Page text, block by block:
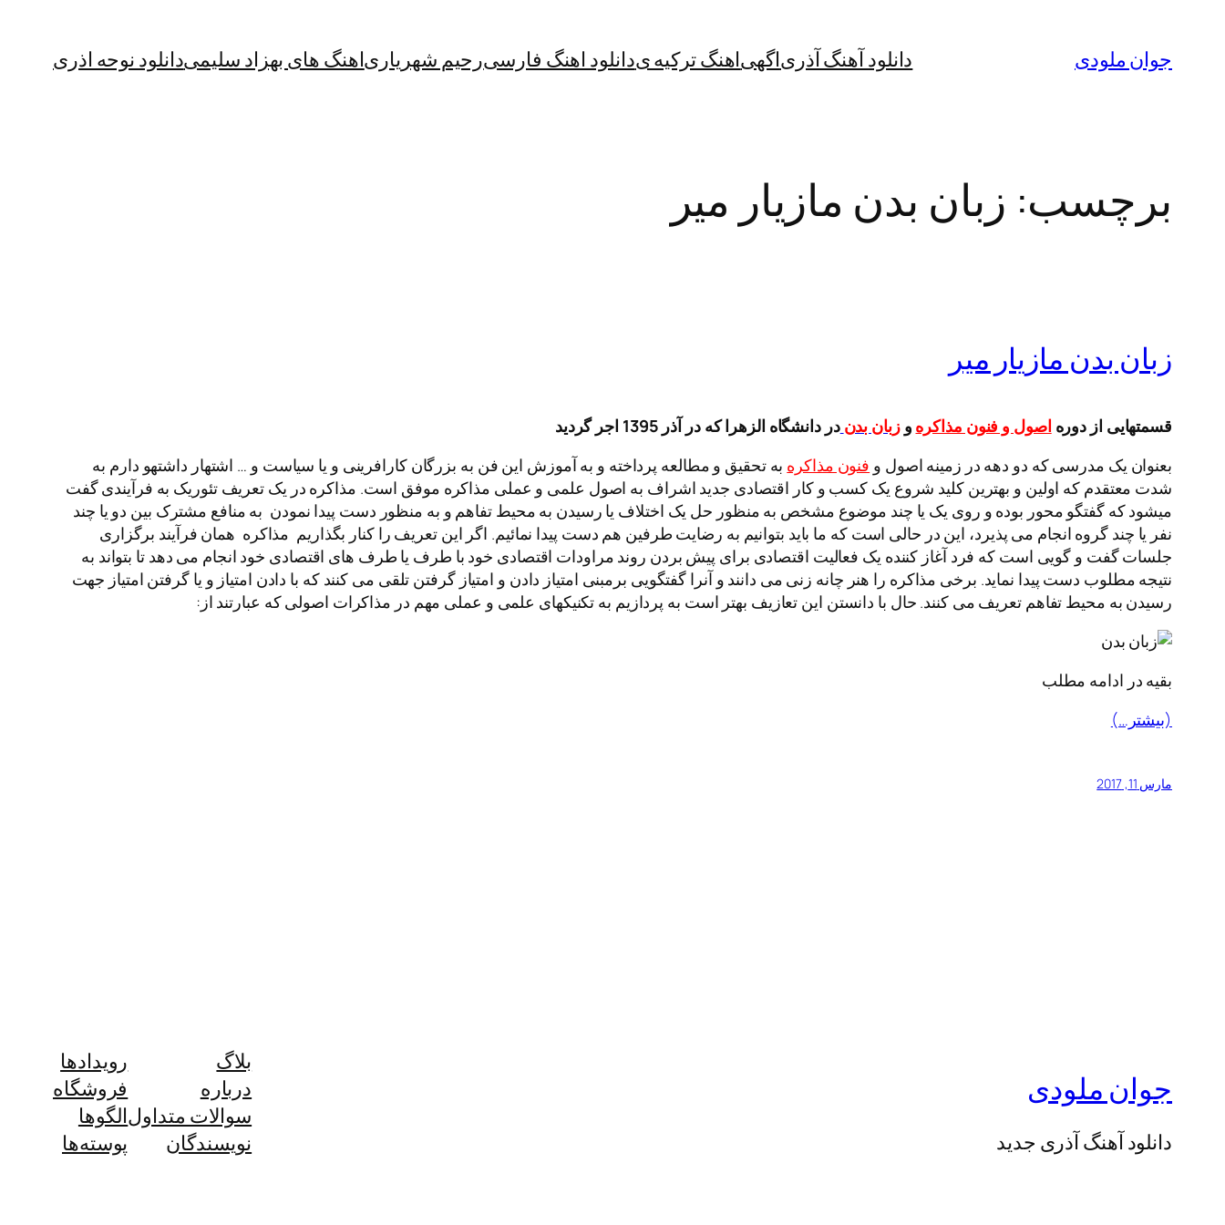
جوان ملودی دانلود آهنگ آذریاگهیاهنگ ترکیه یدانلود اهنگ فارسیرحیم شهریاریاهنگ های بهزاد سلیمیدانلود نوحه اذری
برچسب: زبان بدن مازیار میر
زبان بدن مازیار میر
قسمتهایی از دوره اصول و فنون مذاکره وزبان بدن در دانشگاه الزهرا که در آذر 1395 اجر گردید
بعنوان یک مدرسی که دو دهه در زمینه اصول و فنون مذاکره به تحقیق و مطالعه پرداخته و به آموزش این فن به بزرگان کارافرینی و یا سیاست و … اشتهار داشتهو دارم به
شدت معتقدم که اولین و بهترین کلید شروع یک کسب و کار اقتصادی جدید اشراف به اصول علمی و عملی مذاکره موفق است. مذاکره در یک تعریف تئوریک به فرآیندی گفت
میشود که گفتگو محور بوده و روی یک یا چند موضوع مشخص به منظور حل یک اختلاف یا رسیدن به محیط تفاهم و به منظور دست پیدا نمودن به منافع مشترک بین دو یا چند
نفر یا چند گروه انجام می پذیرد، این در حالی است که ما باید بتوانیم به رضایت طرفین هم دست پیدا نمائیم. اگر این تعریف را کنار بگذاریم مذاکره همان فرآیند برگزاری
جلسات گفت و گویی است که فرد آغاز کننده یک فعالیت اقتصادی برای پیش بردن روند مراودات اقتصادی خود با طرف یا طرف های اقتصادی خود انجام می دهد تا بتواند به
نتیجه مطلوب دست پیدا نماید. برخی مذاکره را هنر چانه زنی می دانند و آنرا گفتگویی برمبنی امتیاز دادن و امتیاز گرفتن تلقی می کنند که با دادن امتیاز و یا گرفتن امتیاز جهت
رسیدن به محیط تفاهم تعریف می کنند. حال با دانستن این تعازیف بهتر است به پردازیم به تکنیکهای علمی و عملی مهم در مذاکرات اصولی که عبارتند از:
بقیه در ادامه مطلب
(بیشتر…)
مارس 11, 2017
جوان ملودی
دانلود آهنگ آذری جدید
بلاگ
درباره
سوالات متداول
نویسندگان
رویدادها
فروشگاه
الگوها
پوسته‌ها